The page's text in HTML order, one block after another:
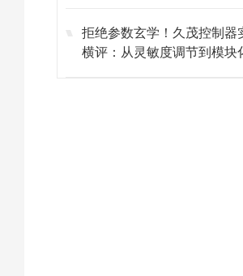
拒绝参数玄学！久茂控制器
横评：从灵敏度调节到模块